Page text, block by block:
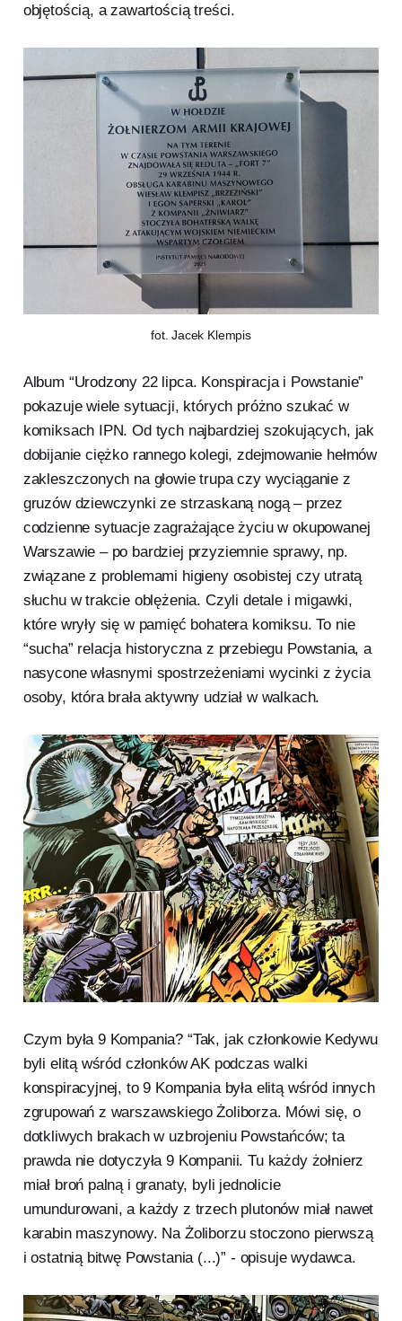
objętością, a zawartością treści.
fot. Jacek Klempis
Album “Urodzony 22 lipca. Konspiracja i Powstanie”
pokazuje wiele sytuacji, których próżno szukać w
komiksach IPN. Od tych najbardziej szokujących, jak
dobijanie ciężko rannego kolegi, zdejmowanie hełmów
zakleszczonych na głowie trupa czy wyciąganie z
gruzów dziewczynki ze strzaskaną nogą – przez
codzienne sytuacje zagrażające życiu w okupowanej
Warszawie – po bardziej przyziemnie sprawy, np.
związane z problemami higieny osobistej czy utratą
słuchu w trakcie oblężenia. Czyli detale i migawki,
które wryły się w pamięć bohatera komiksu. To nie
“sucha” relacja historyczna z przebiegu Powstania, a
nasycone własnymi spostrzeżeniami wycinki z życia
osoby, która brała aktywny udział w walkach.
Czym była 9 Kompania? “Tak, jak członkowie Kedywu
byli elitą wśród członków AK podczas walki
konspiracyjnej, to 9 Kompania była elitą wśród innych
zgrupowań z warszawskiego Żoliborza. Mówi się, o
dotkliwych brakach w uzbrojeniu Powstańców; ta
prawda nie dotyczyła 9 Kompanii. Tu każdy żołnierz
miał broń palną i granaty, byli jednolicie
umundurowani, a każdy z trzech plutonów miał nawet
karabin maszynowy. Na Żoliborzu stoczono pierwszą
i ostatnią bitwę Powstania (...)” - opisuje wydawca.